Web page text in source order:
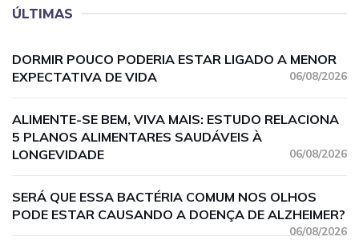
ÚLTIMAS
DORMIR POUCO PODERIA ESTAR LIGADO A MENOR
EXPECTATIVA DE VIDA
06/08/2026
ALIMENTE-SE BEM, VIVA MAIS: ESTUDO RELACIONA
5 PLANOS ALIMENTARES SAUDÁVEIS À
LONGEVIDADE
06/08/2026
SERÁ QUE ESSA BACTÉRIA COMUM NOS OLHOS
PODE ESTAR CAUSANDO A DOENÇA DE ALZHEIMER?
06/08/2026